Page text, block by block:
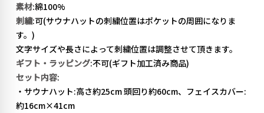
素材:綿100%
刺繍:可(サウナハットの刺繍位置はポケットの周囲になりま
す。)
文字サイズや長さによって刺繍位置は調整させて頂きます。
ギフト・ラッピング:不可(ギフト加工済み商品)
セット内容:
・サウナハット:高さ約25cm 頭回り約60cm、フェイスカバー:
約16cm×41cm